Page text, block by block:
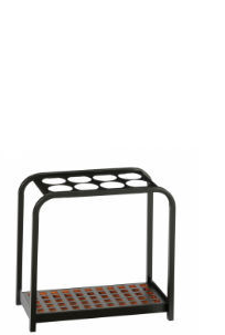
Quickview
Aggiungi
ai
preferiti